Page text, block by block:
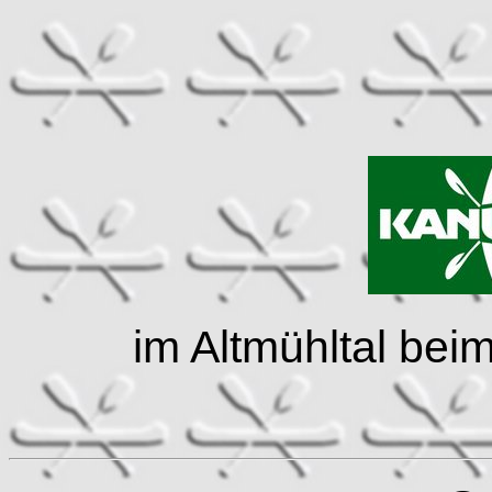
im Altmühltal